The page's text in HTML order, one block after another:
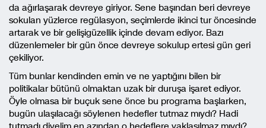
da ağırlaşarak devreye giriyor. Sene başından beri devreye
sokulan yüzlerce regülasyon, seçimlerde ikinci tur öncesinde
artarak ve bir gelişigüzellik içinde devam ediyor. Bazı
düzenlemeler bir gün önce devreye sokulup ertesi gün geri
çekiliyor.
Tüm bunlar kendinden emin ve ne yaptığını bilen bir
politikalar bütünü olmaktan uzak bir duruşa işaret ediyor.
Öyle olmasa bir buçuk sene önce bu programa başlarken,
bugün ulaşılacağı söylenen hedefler tutmaz mıydı? Hadi